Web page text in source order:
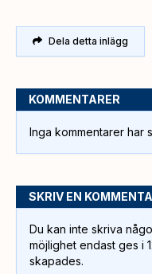
Dela detta inlägg
KOMMENTARER
Inga kommentarer har
SKRIV EN
Du kan inte skriva
möjlighet endast ges i
skapades.